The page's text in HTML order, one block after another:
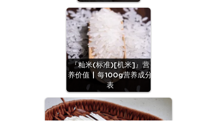
『籼米(标准)[机米]』营
养价值 | 每100g营养成分
表